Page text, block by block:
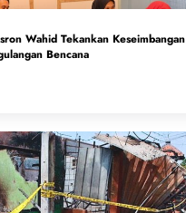
Wahid Tekankan Keseimbangan
Bencana